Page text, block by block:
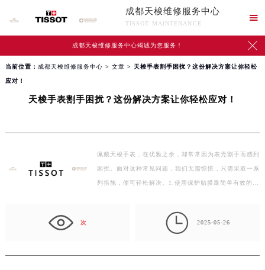
成都天梭维修服务中心
TISSOT MAINTENANCE

成都天梭维修服务中心竭诚为您服务！ 
当前位置： 成都天梭维修服务中心 > 文章 > 天梭手表割手困扰？这份解决方案让你轻松
应对！
天梭手表割手困扰？这份解决方案让你轻松应对！
佩戴天梭手表，在优雅之余，却常常因为表壳割手而感到
困扰。面对这种常见问题，我们无需惊慌，只需采取一系
列措施，便可轻松解决。1.使用保护贴膜最简单有效的解
次  2025-05-26